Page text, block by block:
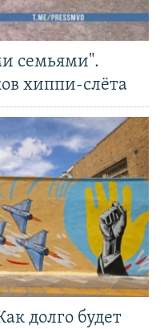
семьями".
хиппи-слёта
долго будет